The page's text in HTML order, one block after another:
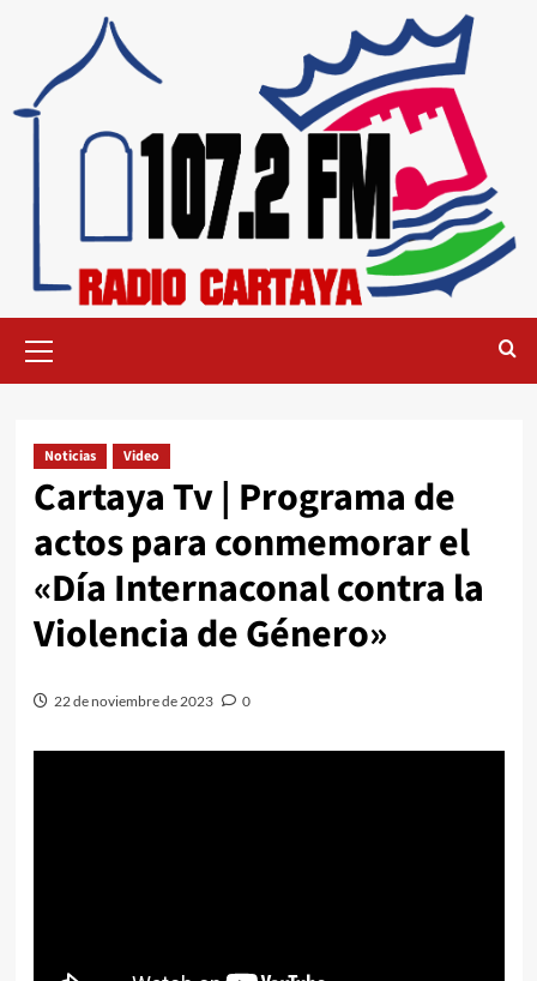
Noticias Video
Cartaya Tv | Programa de
actos para conmemorar el
«Día Internaconal contra la
Violencia de Género»
22 de noviembre de 2023 0